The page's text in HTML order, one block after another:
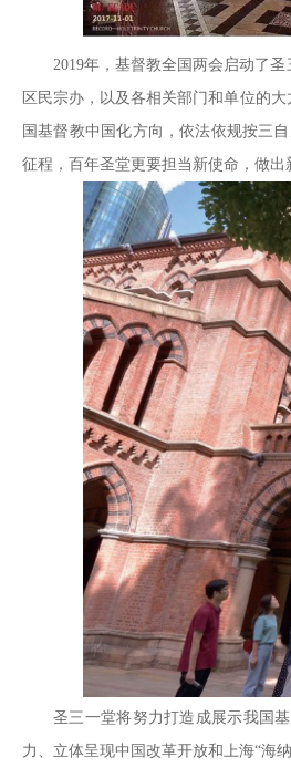
2019年，基督教全国两会启动了
区民宗办，以及各相关部门和单位的
国基督教中国化方向，依法依规按三
征程，百年圣堂更要担当新使命，做出
圣三一堂将努力打造成展示我国
力、立体呈现中国改革开放和上海“海